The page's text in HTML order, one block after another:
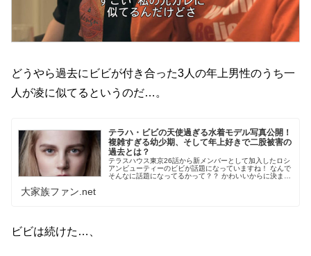
どうやら過去にビビが付き合った3人の年上男性のうち一
人が凌に似てるというのだ…。
テラハ・ビビの天使過ぎる水着モデル写真公開！
複雑すぎる幼少期、そして年上好きで二股被害の
過去とは？
テラスハウス東京26話から新メンバーとして加入したロシ
アンビューティーのビビが話題になっていますね！ なんで
そんなに話題になってるかって？？ かわいいからに決まっ
大家族ファン.net
ビビは続けた…、